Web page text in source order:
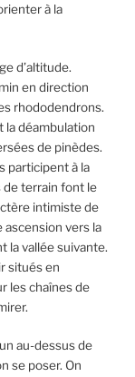
à la
d’altitude.
en direction
rhododendrons.
la déambulation
de pinèdes.
participent à la
de terrain font le
intimiste de
vers la
la vallée suivante.
situés en
les chaînes de
au-dessus de
se poser. On